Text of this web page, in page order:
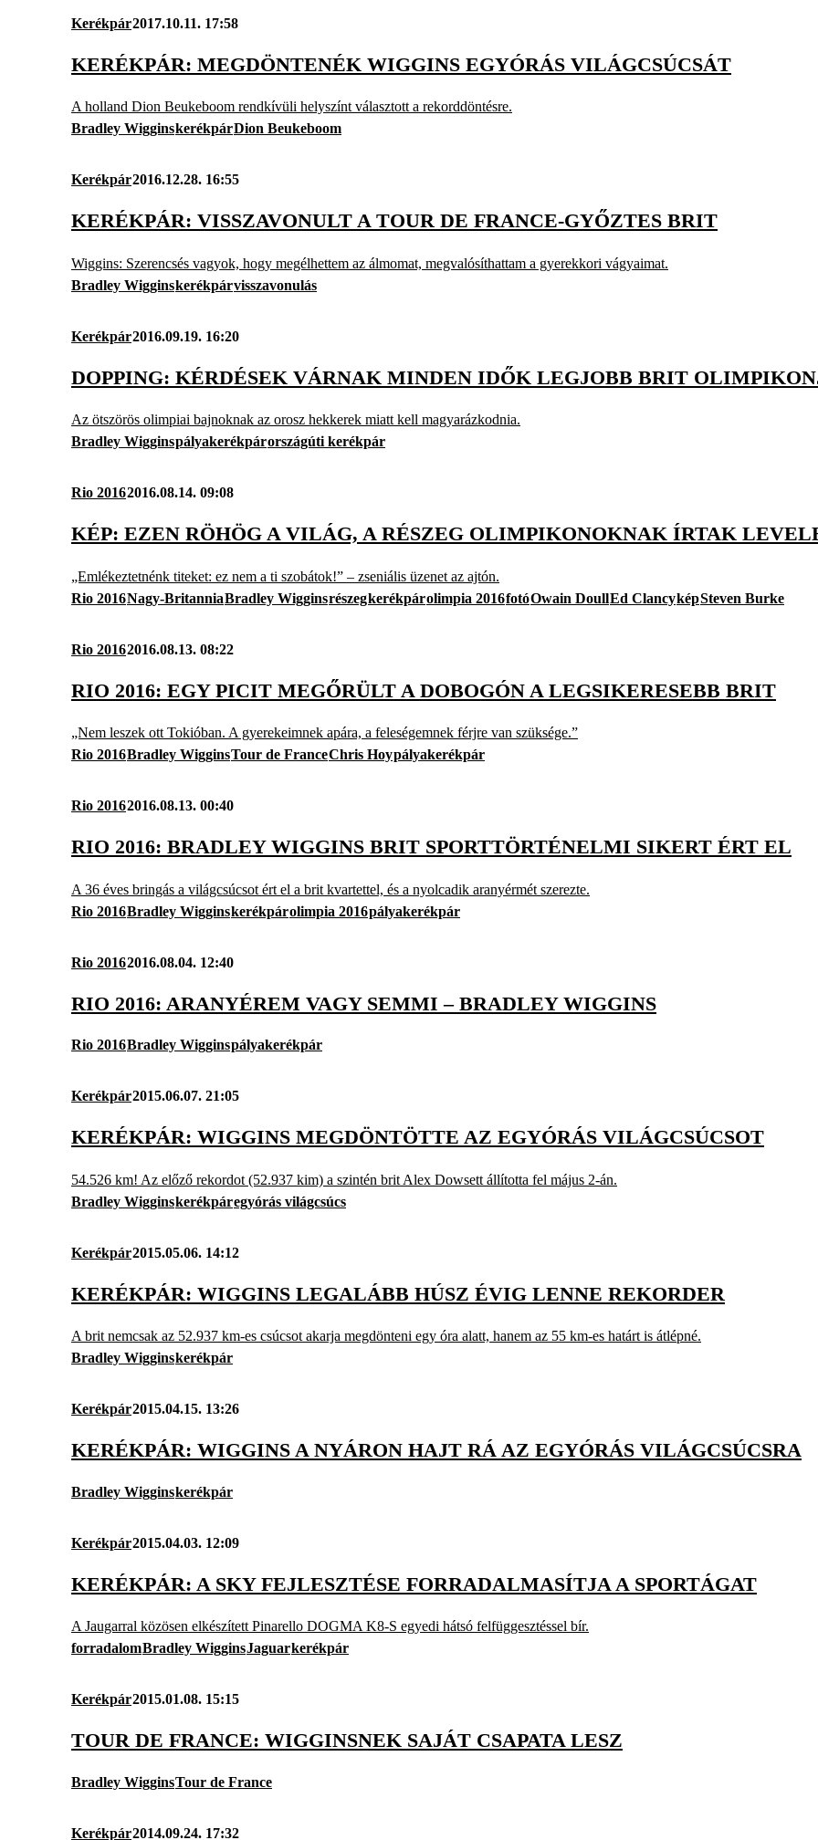
Kerékpár2017.10.11. 17:58
KERÉKPÁR: MEGDÖNTENÉK WIGGINS EGYÓRÁS VILÁGCSÚCSÁT
A holland Dion Beukeboom rendkívüli helyszínt választott a rekorddöntésre.
Bradley WigginskerékpárDion Beukeboom
Kerékpár2016.12.28. 16:55
KERÉKPÁR: VISSZAVONULT A TOUR DE FRANCE-GYŐZTES BRIT
Wiggins: Szerencsés vagyok, hogy megélhettem az álmomat, megvalósíthattam a gyerekkori vágyaimat.
Bradley Wigginskerékpárvisszavonulás
Kerékpár2016.09.19. 16:20
DOPPING: KÉRDÉSEK VÁRNAK MINDEN IDŐK LEGJOBB BRIT
Az ötszörös olimpiai bajnoknak az orosz hekkerek miatt kell magyarázkodnia.
Bradley Wigginspályakerékpárországúti kerékpár
Rio 20162016.08.14. 09:08
KÉP: EZEN RÖHÖG A VILÁG, A RÉSZEG OLIMPIKONOKNAK ÍRTAK
„Emlékeztetnénk titeket: ez nem a ti szobátok!” – zseniális üzenet az ajtón.
Rio 2016Nagy-BritanniaBradley Wigginsrészegkerékpárolimpia 2016fotóOwain DoullEd ClancyképSteven Burke
Rio 20162016.08.13. 08:22
RIO 2016: EGY PICIT MEGŐRÜLT A DOBOGÓN A LEGSIKERESEBB BRIT
„Nem leszek ott Tokióban. A gyerekeimnek apára, a feleségemnek férjre van szüksége.”
Rio 2016Bradley WigginsTour de FranceChris Hoypályakerékpár
Rio 20162016.08.13. 00:40
RIO 2016: BRADLEY WIGGINS BRIT SPORTTÖRTÉNELMI SIKERT ÉRT EL
A 36 éves bringás a világcsúcsot ért el a brit kvartettel, és a nyolcadik aranyérmét szerezte.
Rio 2016Bradley Wigginskerékpárolimpia 2016pályakerékpár
Rio 20162016.08.04. 12:40
RIO 2016: ARANYÉREM VAGY SEMMI – BRADLEY WIGGINS
Rio 2016Bradley Wigginspályakerékpár
Kerékpár2015.06.07. 21:05
KERÉKPÁR: WIGGINS MEGDÖNTÖTTE AZ EGYÓRÁS VILÁGCSÚCSOT
54.526 km! Az előző rekordot (52.937 kim) a szintén brit Alex Dowsett állította fel május 2-án.
Bradley Wigginskerékpáregyórás világcsúcs
Kerékpár2015.05.06. 14:12
KERÉKPÁR: WIGGINS LEGALÁBB HÚSZ ÉVIG LENNE REKORDER
A brit nemcsak az 52.937 km-es csúcsot akarja megdönteni egy óra alatt, hanem az 55 km-es határt is átlépné.
Bradley Wigginskerékpár
Kerékpár2015.04.15. 13:26
KERÉKPÁR: WIGGINS A NYÁRON HAJT RÁ AZ EGYÓRÁS VILÁGCSÚCSRA
Bradley Wigginskerékpár
Kerékpár2015.04.03. 12:09
KERÉKPÁR: A SKY FEJLESZTÉSE FORRADALMASÍTJA A SPORTÁGAT
A Jaugarral közösen elkészített Pinarello DOGMA K8-S egyedi hátsó felfüggesztéssel bír.
forradalomBradley WigginsJaguarkerékpár
Kerékpár2015.01.08. 15:15
TOUR DE FRANCE: WIGGINSNEK SAJÁT CSAPATA LESZ
Bradley WigginsTour de France
Kerékpár2014.09.24. 17:32